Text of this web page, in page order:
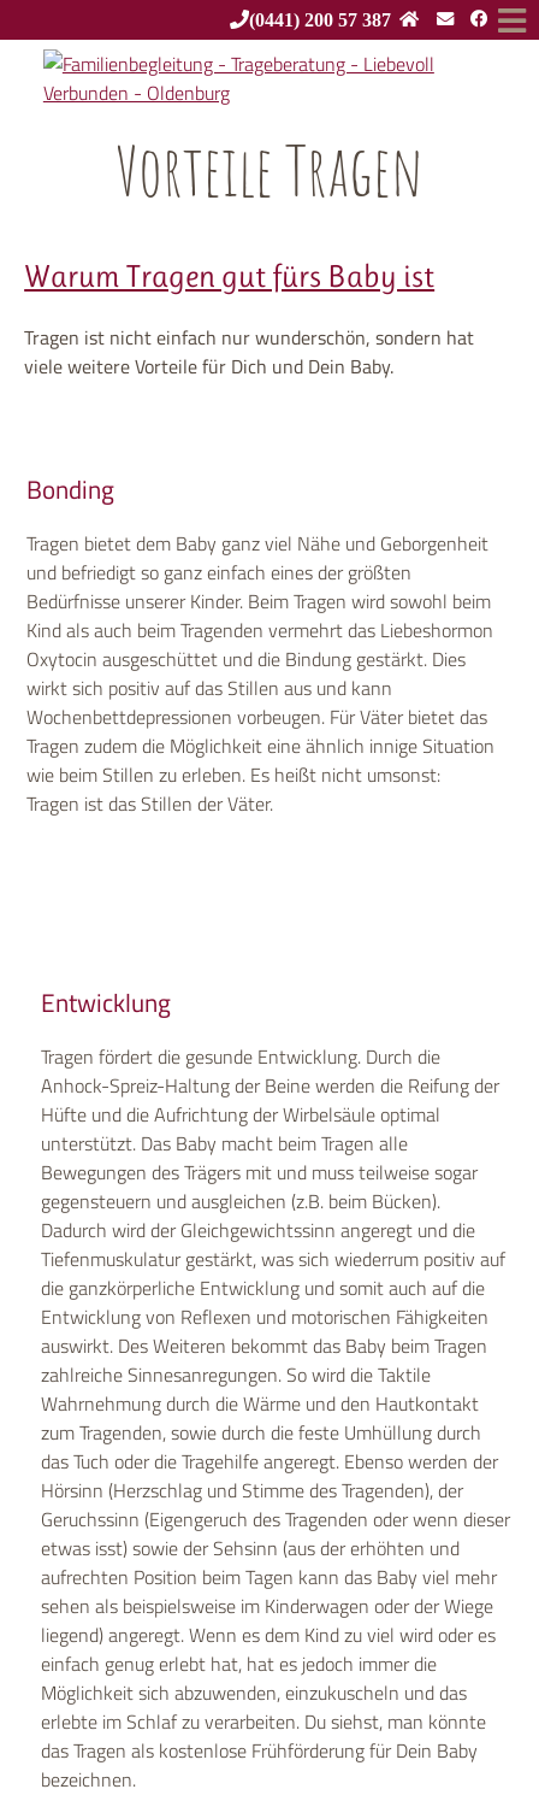
(0441) 200 57 387
Vorteile Tragen
Warum Tragen gut fürs Baby ist
Tragen ist nicht einfach nur wunderschön, sondern hat
viele weitere Vorteile für Dich und Dein Baby.
Bonding
Tragen bietet dem Baby ganz viel Nähe und Geborgenheit
und befriedigt so ganz einfach eines der größten
Bedürfnisse unserer Kinder. Beim Tragen wird sowohl beim
Kind als auch beim Tragenden vermehrt das Liebeshormon
Oxytocin ausgeschüttet und die Bindung gestärkt. Dies
wirkt sich positiv auf das Stillen aus und kann
Wochenbettdepressionen vorbeugen. Für Väter bietet das
Tragen zudem die Möglichkeit eine ähnlich innige Situation
wie beim Stillen zu erleben. Es heißt nicht umsonst:
Tragen ist das Stillen der Väter.
Entwicklung
Tragen fördert die gesunde Entwicklung. Durch die
Anhock-Spreiz-Haltung der Beine werden die Reifung der
Hüfte und die Aufrichtung der Wirbelsäule optimal
unterstützt. Das Baby macht beim Tragen alle
Bewegungen des Trägers mit und muss teilweise sogar
gegensteuern und ausgleichen (z.B. beim Bücken).
Dadurch wird der Gleichgewichtssinn angeregt und die
Tiefenmuskulatur gestärkt, was sich wiederrum positiv auf
die ganzkörperliche Entwicklung und somit auch auf die
Entwicklung von Reflexen und motorischen Fähigkeiten
auswirkt. Des Weiteren bekommt das Baby beim Tragen
zahlreiche Sinnesanregungen. So wird die Taktile
Wahrnehmung durch die Wärme und den Hautkontakt
zum Tragenden, sowie durch die feste Umhüllung durch
das Tuch oder die Tragehilfe angeregt. Ebenso werden der
Hörsinn (Herzschlag und Stimme des Tragenden), der
Geruchssinn (Eigengeruch des Tragenden oder wenn dieser
etwas isst) sowie der Sehsinn (aus der erhöhten und
aufrechten Position beim Tagen kann das Baby viel mehr
sehen als beispielsweise im Kinderwagen oder der Wiege
liegend) angeregt. Wenn es dem Kind zu viel wird oder es
einfach genug erlebt hat, hat es jedoch immer die
Möglichkeit sich abzuwenden, einzukuscheln und das
erlebte im Schlaf zu verarbeiten. Du siehst, man könnte
das Tragen als kostenlose Frühförderung für Dein Baby
bezeichnen.